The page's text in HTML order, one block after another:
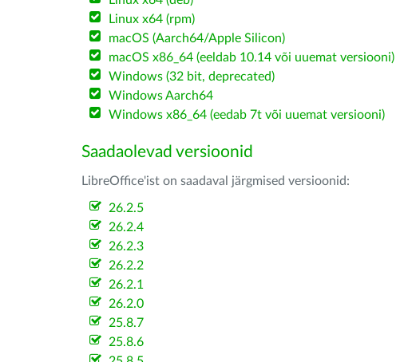
Linux x64 (rpm)
macOS (Aarch64/Apple Silicon)
macOS x86_64 (eeldab 10.14 või uuemat versiooni)
Windows (32 bit, deprecated)
Windows Aarch64
Windows x86_64 (eedab 7t või uuemat versiooni)
Saadaolevad versioonid
LibreOffice'ist on saadaval järgmised versioonid:
26.2.5
26.2.4
26.2.3
26.2.2
26.2.1
26.2.0
25.8.7
25.8.6